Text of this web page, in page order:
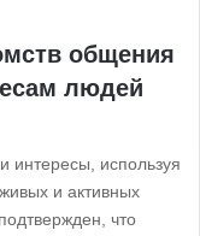
общения
людей
интересы, используя
и активных
что